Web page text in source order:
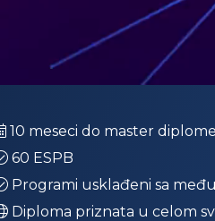
10 meseci do master diplome
60 ESPB
Programi usklađeni sa
Diploma priznata u celom